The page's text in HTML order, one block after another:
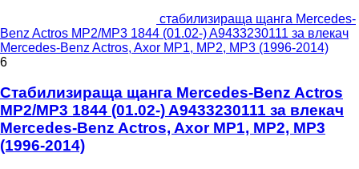
стабилизираща щанга Mercedes-
Benz Actros MP2/MP3 1844 (01.02-) A9433230111 за влекач
Mercedes-Benz Actros, Axor MP1, MP2, MP3 (1996-2014)
6
Стабилизираща щанга Mercedes-Benz Actros
MP2/MP3 1844 (01.02-) A9433230111 за влекач
Mercedes-Benz Actros, Axor MP1, MP2, MP3
(1996-2014)